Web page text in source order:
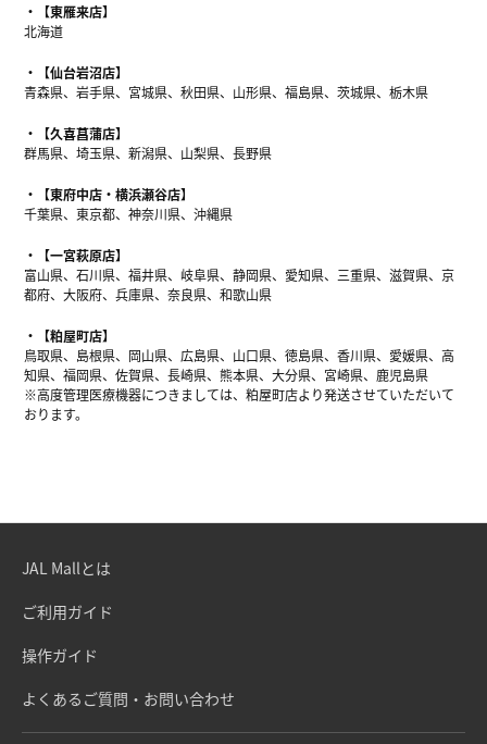
【東雁来店】
北海道
【仙台岩沼店】
青森県、岩手県、宮城県、秋田県、山形県、福島県、茨城県、栃木県
【久喜菖蒲店】
群馬県、埼玉県、新潟県、山梨県、長野県
【東府中店・横浜瀬谷店】
千葉県、東京都、神奈川県、沖縄県
【一宮萩原店】
富山県、石川県、福井県、岐阜県、静岡県、愛知県、三重県、滋賀県、京
都府、大阪府、兵庫県、奈良県、和歌山県
【粕屋町店】
鳥取県、島根県、岡山県、広島県、山口県、徳島県、香川県、愛媛県、高
知県、福岡県、佐賀県、長崎県、熊本県、大分県、宮崎県、鹿児島県
※高度管理医療機器につきましては、粕屋町店より発送させていただいて
おります。
JAL Mallとは
ご利用ガイド
操作ガイド
よくあるご質問・お問い合わせ